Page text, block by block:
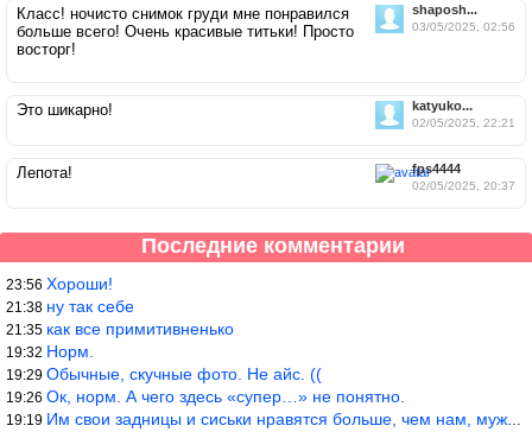
shaposh...
03/05/2025, 02:56
Класс! ночисто снимок груди мне понравился
больше всего! Очень красивые титьки! Просто
восторг!
katyuko...
02/05/2025, 22:21
Это шикарно!
fps4444
02/05/2025, 20:37
Лепота!
Последние комментарии
23:56 Хороши!
21:38 ну так себе
21:35 как все примитивненько
19:32 Норм.
19:29 Обычные, скучные фото. Не айс. ((
19:26 Ок, норм. А чего здесь «супер…» не понятно.
19:19 Им свои задницы и сиськи нравятся больше, чем нам, мужикам?